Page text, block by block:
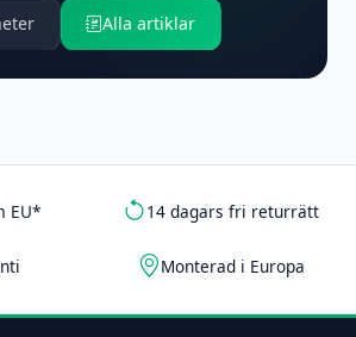
Alla artiklar
EU* 14 dagars fri returrätt
Monterad i Europa